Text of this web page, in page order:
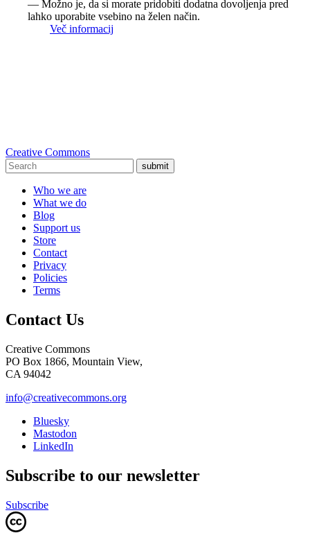
— Možno je, da si morate pridobiti dodatna dovoljenja pred
lahko uporabite vsebino na želen način.
Več informacij
Creative Commons
submit
Who we are
What we do
Blog
Support us
Store
Contact
Privacy
Policies
Terms
Contact Us
Creative Commons
PO Box 1866, Mountain View,
CA 94042
info@creativecommons.org
Bluesky
Mastodon
LinkedIn
Subscribe to our newsletter
Subscribe